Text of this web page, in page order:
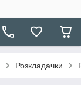
Розкладачки